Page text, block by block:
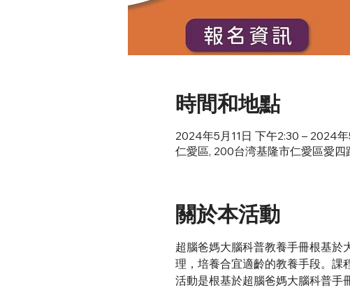
時間和地點
2024年5月11日 下午2:30 – 2024
仁愛區, 200台湾基隆市仁愛區愛四
關於本活動
超腦爸媽大腦科普教養手冊根基於
理，培養合宜適齡的教養手段。課
活動是根基於超腦爸媽大腦科普手